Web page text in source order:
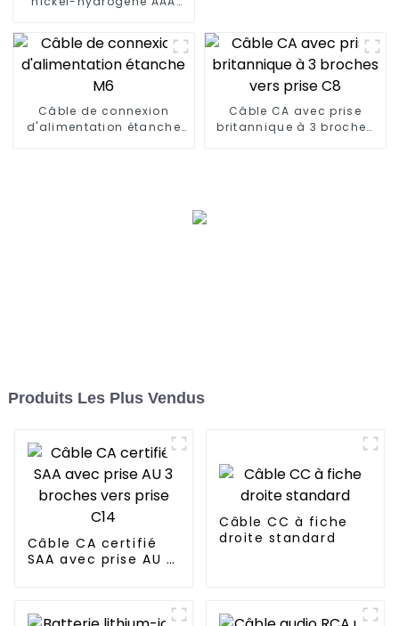
Câble de connexion
d'alimentation étanche
Câble CA avec prise
britannique à 3 broches
Produits Les Plus Vendus
Câble CA certifié
SAA avec prise AU 3
Câble CC à fiche
droite standard